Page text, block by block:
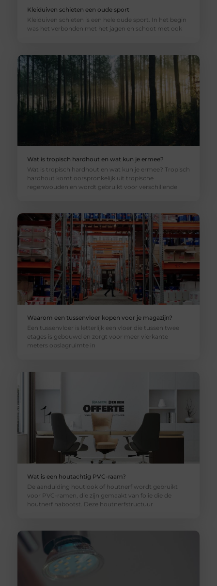
Kleiduiven schieten een oude sport
Kleiduiven schieten is een hele oude sport. In het begin
was het verbonden met het jagen en schoot met ook
Wat is tropisch hardhout en wat kun je ermee?
Wat is tropisch hardhout en wat kun je ermee? Tropisch
hardhout komt oorspronkelijk uit tropische
regenwouden en wordt gebruikt voor verschillende
Waarom een tussenvloer kopen voor je magazijn?
Een tussenvloer is letterlijk een vloer die tussen twee
etages is gebouwd en zorgt voor meer vierkante
meters opslagruimte in
Wat is een houtachtig PVC-raam?
De aanduiding houtlook of houtnerf wordt gebruikt
voor PVC-ramen, die zijn gemaakt van folie die de
houtnerf nabootst. Deze houtnerfstructuur